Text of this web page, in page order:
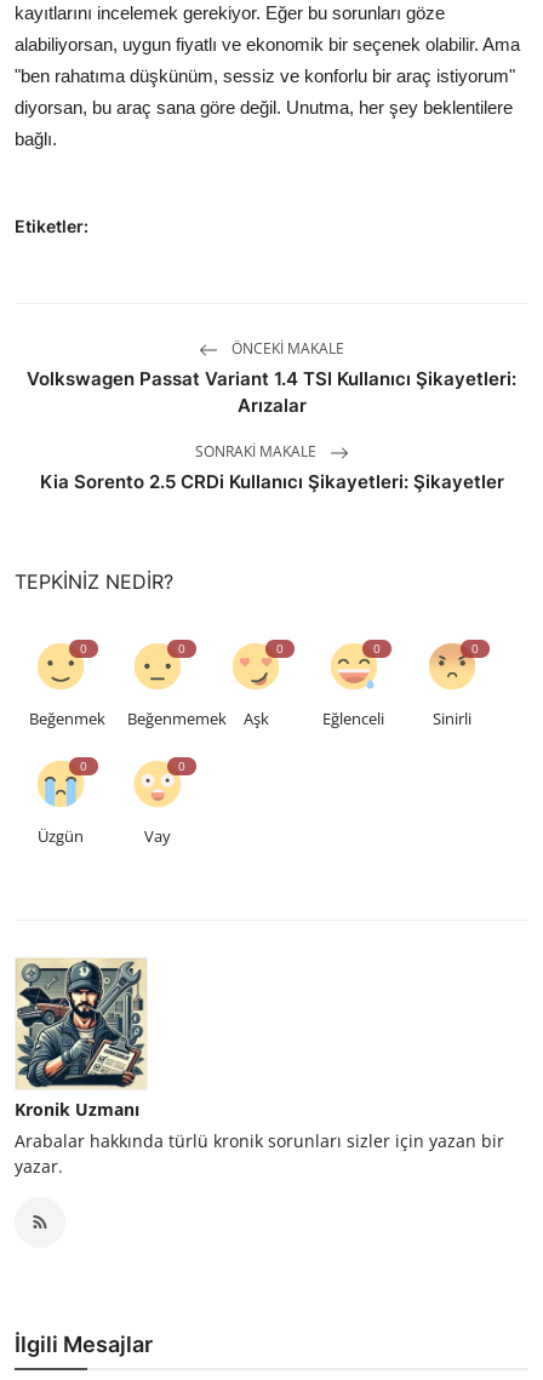
kayıtlarını incelemek gerekiyor. Eğer bu sorunları göze
alabiliyorsan, uygun fiyatlı ve ekonomik bir seçenek olabilir. Ama
"ben rahatıma düşkünüm, sessiz ve konforlu bir araç istiyorum"
diyorsan, bu araç sana göre değil. Unutma, her şey beklentilere
bağlı.
Etiketler:
ÖNCEKI MAKALE
Volkswagen Passat Variant 1.4 TSI Kullanıcı Şikayetleri:
Arızalar
SONRAKI MAKALE
Kia Sorento 2.5 CRDi Kullanıcı Şikayetleri: Şikayetler
TEPKINIZ NEDIR?
0
Beğenmek
0
Beğenmemek
0
Aşk
0
Eğlenceli
0
Sinirli
0
Üzgün
0
Vay
Kronik Uzmanı
Arabalar hakkında türlü kronik sorunları sizler için yazan bir
yazar.
İlgili Mesajlar